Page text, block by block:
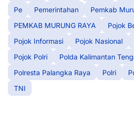
Pe
Pemerintahan
Pemkab
PEMKAB MURUNG RAYA
Pojok
Pojok Informasi
Pojok Nasional
Pojok Polri
Polda Kalimantan
Polresta Palangka Raya
Polri
TNI